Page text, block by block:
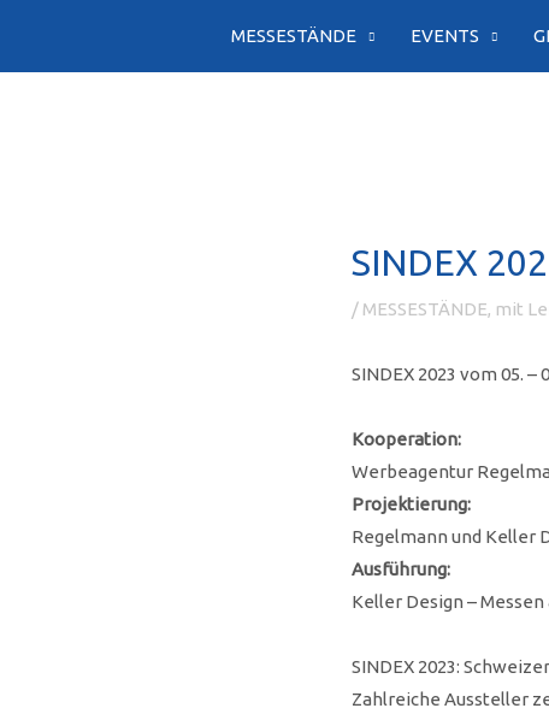
MESSESTÄNDE EVENTS
SINDEX
/ MESSESTÄNDE, mit
SINDEX 2023 vom 05. –
Kooperation:
Werbeagentur
Projektierung:
Regelmann und Keller
Ausführung:
Keller Design – Messen
SINDEX 2023:
Zahlreiche Aussteller